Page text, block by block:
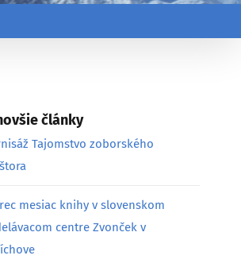
články
Tajomstvo zoborského
mesiac knihy v slovenskom
centre Zvonček v